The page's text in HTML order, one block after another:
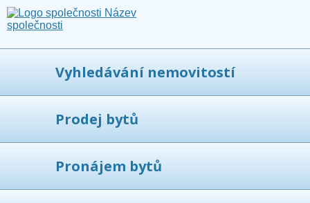
Vyhledávání nemovitostí
Prodej bytů
Pronájem bytů